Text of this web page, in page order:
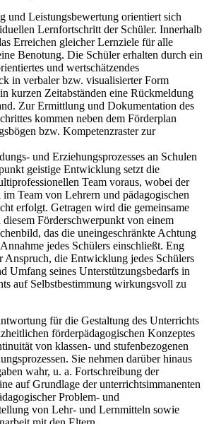
und Leistungsbewertung orientiert sich
Lernfortschritt der Schüler. Innerhalb
Erreichen gleicher Lernziele für alle
Benotung. Die Schüler erhalten durch ein
und wertschätzendes
in verbaler bzw. visualisierter Form
kurzen Zeitabständen eine Rückmeldung
Zur Ermittlung und Dokumentation des
kommen neben dem Förderplan
bzw. Kompetenzraster zur
und Erziehungsprozesses an Schulen
geistige Entwicklung setzt die
Team voraus, wobei der
Team von Lehrern und pädagogischen
erfolgt. Getragen wird die gemeinsame
Förderschwerpunkt von einem
das die uneingeschränkte Achtung
jedes Schülers einschließt. Eng
Anspruch, die Entwicklung jedes Schülers
Umfang seines Unterstützungsbedarfs in
auf Selbstbestimmung wirkungsvoll zu
für die Gestaltung des Unterrichts
förderpädagogischen Konzeptes
von klassen- und stufenbezogenen
Sie nehmen darüber hinaus
wahr, u. a. Fortschreibung der
auf Grundlage der unterrichtsimmanenten
Problem- und
von Lehr- und Lernmitteln sowie